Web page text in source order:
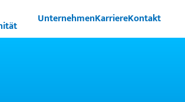
UnternehmenKarriereKontakt